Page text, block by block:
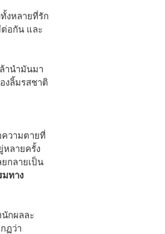
งหลายที่รัก
อกัน และ
านำมันมา
งลิ้มรสชาติ
ความตายที่
หลายครั้ง
กลายเป็น
ทาง
กผลละ
ฏว่า